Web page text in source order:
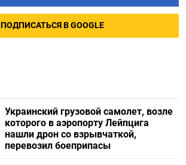
ПОДПИСАТЬСЯ В GOOGLE
Украинский грузовой самолет, возле
которого в аэропорту Лейпцига
нашли дрон со взрывчаткой,
перевозил боеприпасы